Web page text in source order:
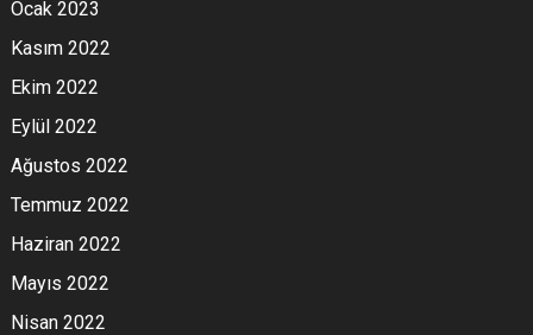
Ocak 2023
Kasım 2022
Ekim 2022
Eylül 2022
Ağustos 2022
Temmuz 2022
Haziran 2022
Mayıs 2022
Nisan 2022